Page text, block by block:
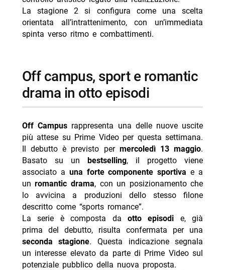
La stagione 2 si configura come una scelta
orientata all’intrattenimento, con un’immediata
spinta verso ritmo e combattimenti.
off campus, sport e romantic
drama in otto episodi
Off Campus rappresenta una delle nuove uscite
più attese su Prime Video per questa settimana.
Il debutto è previsto per mercoledì 13 maggio.
Basato su un bestselling, il progetto viene
associato a una forte componente sportiva e a
unromantic drama, con un posizionamento che
lo avvicina a produzioni dello stesso filone
descritto come “sports romance”.
La serie è composta da otto episodi e, già
prima del debutto, risulta confermata per una
seconda stagione. Questa indicazione segnala
un interesse elevato da parte di Prime Video sul
potenziale pubblico della nuova proposta.